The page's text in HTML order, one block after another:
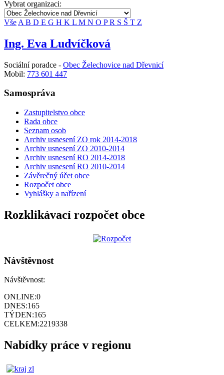
Vybrat organizaci:
Vše A B D E G H K L M N O PR S Š T Z
Ing. Eva Ludvíčková
Sociální poradce - Obec Želechovice nad Dřevnicí
Mobil: 773 601 447
Samospráva
Zastupitelstvo obce
Rada obce
Seznam osob
Archiv usnesení ZO rok 2014-2018
Archiv usnesení ZO 2010-2014
Archiv usnesení RO 2014-2018
Archiv usnesení RO 2010-2014
Závěrečný účet obce
Rozpočet obce
Vyhlášky a nařízení
Rozklikávací rozpočet obce
Návštěvnost
Návštěvnost:
ONLINE:0
DNES:165
TÝDEN:165
CELKEM:2219338
Nabídky práce v regionu